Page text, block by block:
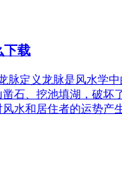
下载
脉定义龙脉是风水学
石、挖池填湖，破
水和居住者的运势